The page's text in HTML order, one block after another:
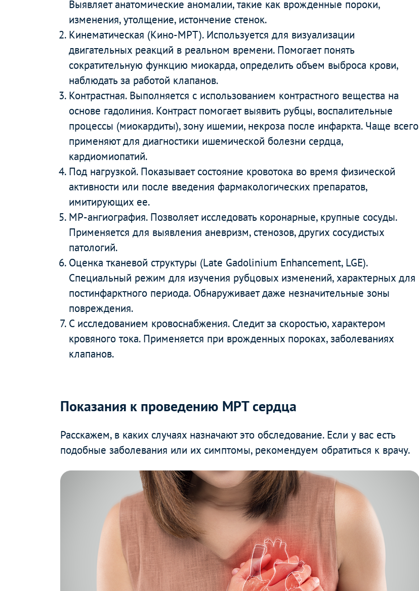
Выявляет анатомические аномалии, такие как врожденные пороки,
изменения, утолщение, истончение стенок.
Кинематическая (Кино-МРТ). Используется для визуализации
двигательных реакций в реальном времени. Помогает понять
сократительную функцию миокарда, определить объем выброса крови,
наблюдать за работой клапанов.
Контрастная. Выполняется с использованием контрастного вещества на
основе гадолиния. Контраст помогает выявить рубцы, воспалительные
процессы (миокардиты), зону ишемии, некроза после инфаркта. Чаще всего
применяют для диагностики ишемической болезни сердца,
кардиомиопатий.
Под нагрузкой. Показывает состояние кровотока во время физической
активности или после введения фармакологических препаратов,
имитирующих ее.
МР-ангиография. Позволяет исследовать коронарные, крупные сосуды.
Применяется для выявления аневризм, стенозов, других сосудистых
патологий.
Оценка тканевой структуры (Late Gadolinium Enhancement, LGE).
Специальный режим для изучения рубцовых изменений, характерных для
постинфарктного периода. Обнаруживает даже незначительные зоны
повреждения.
С исследованием кровоснабжения. Следит за скоростью, характером
кровяного тока. Применяется при врожденных пороках, заболеваниях
клапанов.
Показания к проведению МРТ сердца
Расскажем, в каких случаях назначают это обследование. Если у вас есть
подобные заболевания или их симптомы, рекомендуем обратиться к врачу.